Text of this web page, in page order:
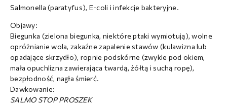
Salmonella (paratyfus), E-coli i infekcje bakteryjne.
Objawy:
Biegunka (zielona biegunka, niektóre ptaki wymiotują), wolne
opróżnianie wola, zakaźne zapalenie stawów (kulawizna lub
opadające skrzydło), ropnie podskórne (zwykle pod okiem,
mała opuchlizna zawierająca twardą, żółtą i suchą ropę),
bezpłodność, nagła śmierć.
Dawkowanie:
SALMO STOP PROSZEK